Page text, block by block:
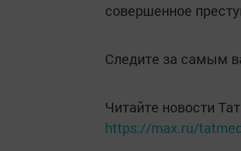
совершенное
Следите за самым
Читайте новости
https://max.ru/